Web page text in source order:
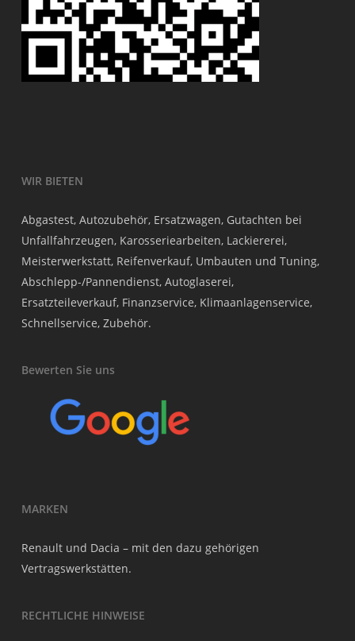
WIR BIETEN
Abgastest, Autozubehör, Ersatzwagen, Gutachten bei
Unfallfahrzeugen, Karosseriearbeiten, Lackiererei,
Meisterwerkstatt, Reifenverkauf, Umbauten und Tuning,
Abschlepp-/Pannendienst, Autoglaserei,
Ersatzteileverkauf, Finanzservice, Klimaanlagenservice,
Schnellservice, Zubehör.
Bewerten Sie uns
MARKEN
Renault und Dacia – mit den dazu gehörigen
Vertragswerkstätten.
RECHTLICHE HINWEISE